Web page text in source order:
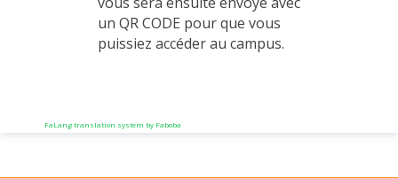
un QR CODE pour que vous
puissiez accéder au campus.
FaLang translation system by Faboba